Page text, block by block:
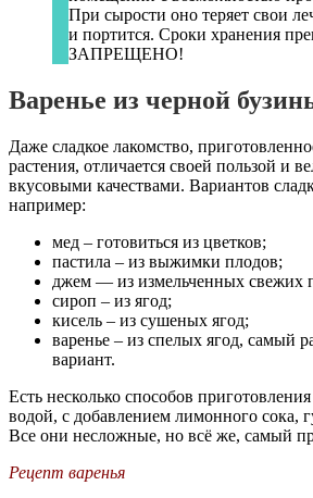
При сырости оно теряет свои
и портится. Сроки хранения
ЗАПРЕЩЕНО!
Варенье из черной
Даже сладкое лакомство,
растения, отличается своей пользой и
вкусовыми качествами. Вариантов
например:
мед – готовиться из цветков;
пастила – из выжимки плодов;
джем — из измельченных свежих
сироп – из ягод;
кисель – из сушеных ягод;
варенье – из спелых ягод, самый
вариант.
Есть несколько способов
водой, с добавлением лимонного сока,
Все они несложные, но всё же, самый
Рецепт варенья